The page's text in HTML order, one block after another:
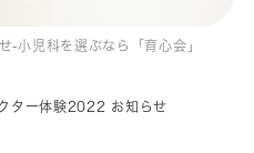
-小児科を選ぶなら「育心会」
ター体験2022 お知らせ